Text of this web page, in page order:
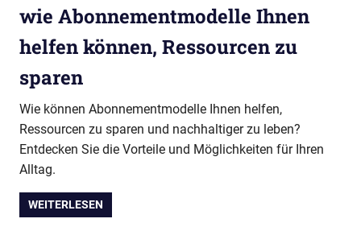
wie Abonnementmodelle Ihnen
helfen können, Ressourcen zu
sparen
Wie können Abonnementmodelle Ihnen helfen,
Ressourcen zu sparen und nachhaltiger zu leben?
Entdecken Sie die Vorteile und Möglichkeiten für Ihren
Alltag.
WEITERLESEN